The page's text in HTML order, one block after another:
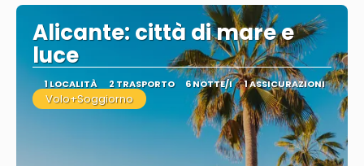
Alicante: città di mare e
luce
1 LOCALITÀ 2 TRASPORTO 6 NOTTE/I 1 ASSICURAZIONI
Volo+Soggiorno